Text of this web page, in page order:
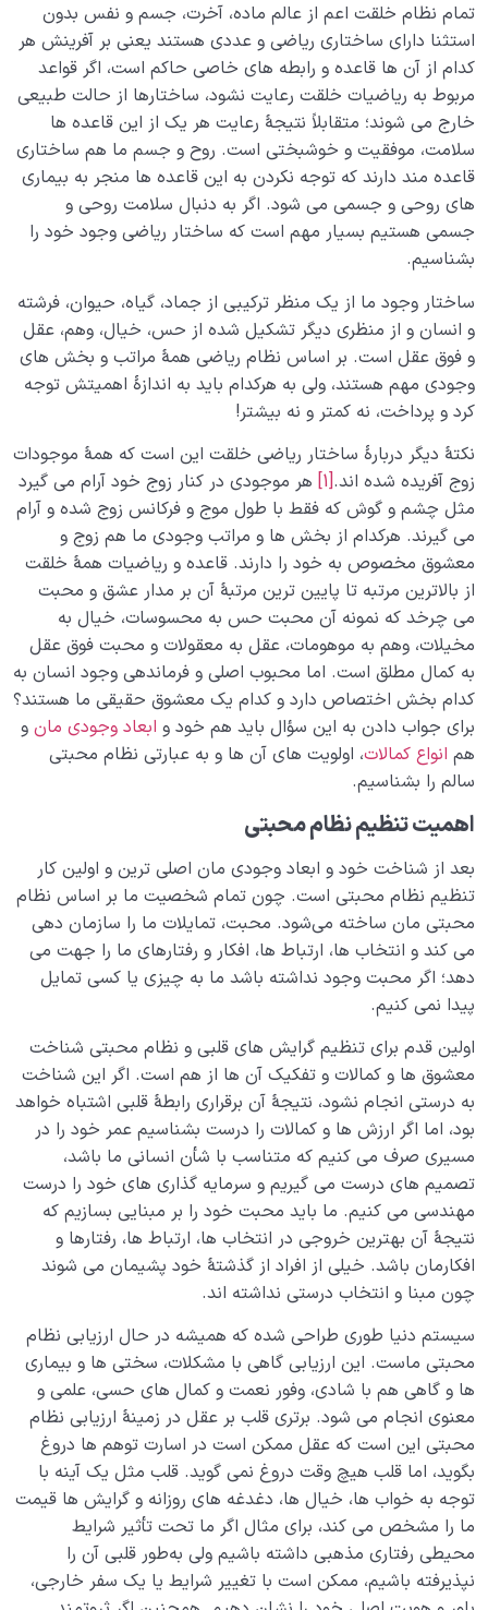
نقش الگو در حیات انسان 0/18
نسبت دنیا به آخرت 0/24
سنّت‌های الهی 0/20
مرگ یا تولد؟ 0/13
دنیا؛ باشگاه انسان‌سازی 0/8
تمام نظام خلقت اعم از عالم ماده، آخرت، جسم و نفس بدون
استثنا دارای ساختاری ریاضی و عددی هستند یعنی بر آفرینش هر
کدام از آن‌ ها قاعده و رابطه‌ های خاصی حاکم است، اگر قواعد
مربوط به ریاضیات خلقت رعایت نشود، ساختارها از حالت طبیعی
خارج می‌ شوند؛ متقابلاً نتیجۀ رعایت هر یک از این قاعده‌ ها
سلامت، موفقیت و خوشبختی است. روح و جسم ما هم ساختاری
قاعده‌ مند دارند که توجه نکردن به این قاعده‌ ها منجر به بیماری‌
های روحی و جسمی می‌ شود. اگر به دنبال سلامت روحی و
جسمی هستیم بسیار مهم است که ساختار ریاضی وجود خود را
بشناسیم.
ساختار وجود ما از یک منظر ترکیبی از جماد، گیاه، حیوان، فرشته
و انسان و از منظری دیگر تشکیل شده از حس، خیال، وهم، عقل
و فوق عقل است. بر اساس نظام ریاضی همۀ مراتب و بخش‌ های
وجودی مهم هستند، ولی به هرکدام باید به اندازۀ اهمیتش توجه
کرد و پرداخت، نه کمتر و نه بیشتر!
نکتۀ دیگر دربارۀ ساختار ریاضی خلقت این است که همۀ موجودات
زوج آفریده شده‌ اند.[1]
هر موجودی در کنار زوج خود آرام می‌ گیرد
مثل چشم و گوش که فقط با طول موج و فرکانس زوج شده و آرام
می‌ گیرند. هرکدام از بخش‌ ها و مراتب وجودی ما هم زوج و
معشوق مخصوص به خود را دارند. قاعده و ریاضیات همۀ خلقت
از بالاترین مرتبه تا پایین‌ ترین مرتبۀ آن بر مدار عشق و محبت
می‌ چرخد که نمونه آن محبت حس به محسوسات، خیال به
مخیلات، وهم به موهومات، عقل به معقولات و محبت فوق‌ عقل
به کمال مطلق است. اما محبوب اصلی و فرماندهی وجود انسان به
کدام بخش اختصاص دارد و کدام‌ یک معشوق حقیقی ما هستند؟
برای جواب دادن به این سؤال باید هم خود و ابعاد وجودی مان و
هم انواع کمالات، اولویت‌ های آن‌ ها و به عبارتی نظام محبتی
سالم را بشناسیم.
اهمیت تنظیم نظام محبتی
بعد از شناخت خود و ابعاد وجودی مان اصلی‌ ترین و اولین کار
تنظیم نظام محبتی است. چون تمام شخصیت ما بر اساس نظام
محبتی‌ مان ساخته می‌شود. محبت، تمایلات ما را سازمان‌ دهی
می‌ کند و انتخاب‌ ها، ارتباط‌ ها، افکار و رفتارهای ما را جهت می‌
دهد؛ اگر محبت وجود نداشته باشد ما به چیزی یا کسی تمایل
پیدا نمی‌ کنیم.
اولین قدم برای تنظیم گرایش ­های قلبی و نظام محبتی شناخت
معشوق ها و کمالات و تفکیک آن‌ ها از هم است. اگر این شناخت
به‌ درستی انجام نشود، نتیجۀ آن برقراری رابطۀ قلبی اشتباه خواهد
بود، اما اگر ارزش‌ ها و‌ کمالات را درست بشناسیم عمر خود را در
مسیری صرف می‌ کنیم که متناسب با شأن انسانی ‌ما باشد،
تصمیم‌ های درست می‌ گیریم و سرمایه‌ گذاری‌ های خود را درست
مهندسی می‌ کنیم. ما باید محبت خود را بر مبنایی بسازیم که
نتیجۀ آن بهترین خروجی در انتخاب‌ ها، ارتباط‌ ها، رفتارها و
افکارمان باشد. خیلی از افراد از گذشتۀ خود پشیمان می‌ شوند
چون مبنا و انتخاب درستی نداشته‌ اند.
سیستم دنیا طوری طراحی شده که همیشه در حال ارزیابی نظام
محبتی ماست. این ارزیابی گاهی با مشکلات، سختی‌ ها و بیماری‌
ها و گاهی هم با شادی، وفور نعمت و کمال‌ های حسی، علمی و
معنوی انجام می‌ شود. برتری قلب بر عقل در زمینۀ ارزیابی نظام
محبتی این است که عقل ممکن است در اسارت توهم‌ ها دروغ
بگوید، اما قلب هیچ‌ وقت دروغ نمی‌ گوید. قلب مثل یک آینه با
توجه به خواب‌ ها، خیال ها، دغدغه‌ های روزانه و گرایش‌ ها قیمت
ما را مشخص می‌ کند، برای مثال اگر ما تحت تأثیر شرایط
محیطی رفتاری مذهبی داشته باشیم ولی به‌طور قلبی آن را
نپذیرفته باشیم، ممکن است با تغییر شرایط یا یک سفر خارجی،